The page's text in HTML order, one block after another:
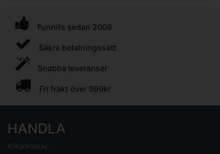
Funnits sedan 2008
Säkra betalningssätt
Snabba leveranser
Fri frakt över 999kr
HANDLA
Köksredskap